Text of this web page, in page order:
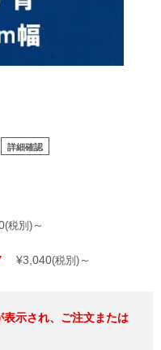
詳細確認
(税別) ～
¥3,040(税別) ～
示され、ご注文または